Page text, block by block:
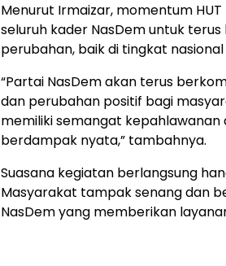
Menurut Irmaizar, momentum
seluruh kader NasDem untuk
perubahan, baik di tingkat
“Partai NasDem akan terus
dan perubahan positif bagi
memiliki semangat
berdampak nyata,” tambahnya.
Suasana kegiatan berlangsung
Masyarakat tampak senang dan
NasDem yang memberikan